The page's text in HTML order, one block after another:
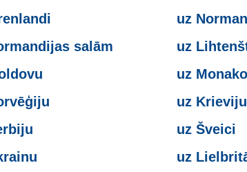
uz
salām
uz
uz Monako
uz Krieviju
uz Šveici
uz